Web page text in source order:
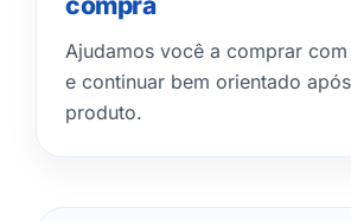
Ajudamos você a comprar
e continuar bem orientado
produto.